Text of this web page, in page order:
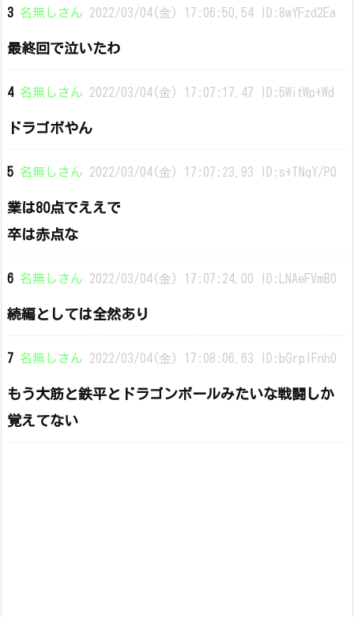
3 名無しさん 2022/03/04(金) 17:06:50.54 ID:8wYFzd2Ea
最終回で泣いたわ
4 名無しさん 2022/03/04(金) 17:07:17.47 ID:5WitWp+Wd
ドラゴボやん
5 名無しさん 2022/03/04(金) 17:07:23.93 ID:s+TNqY/P0
業は80点でええで
卒は赤点な
6 名無しさん 2022/03/04(金) 17:07:24.00 ID:LNAeFVmB0
続編としては全然あり
7 名無しさん 2022/03/04(金) 17:08:06.63 ID:bGrpIFnh0
もう大筋と鉄平とドラゴンボールみたいな戦闘しか
覚えてない